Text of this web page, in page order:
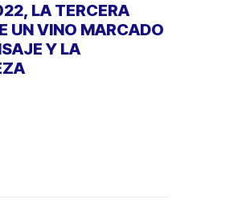
LA TERCERA
UN VINO MARCADO
Y LA